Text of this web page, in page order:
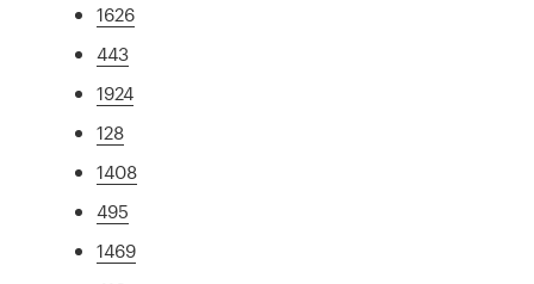
1626
443
1924
128
1408
495
1469